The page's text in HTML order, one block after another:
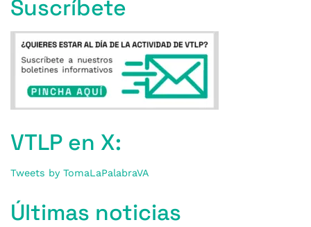
Suscríbete
VTLP en X:
Tweets by TomaLaPalabraVA
Últimas noticias